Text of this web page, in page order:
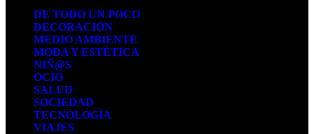
DE TODO UN POCO
DECORACIÓN
MEDIO AMBIENTE
MODA Y ESTÉTICA
NIÑ@S
OCIO
SALUD
SOCIEDAD
TECNOLOGÍA
VIAJES